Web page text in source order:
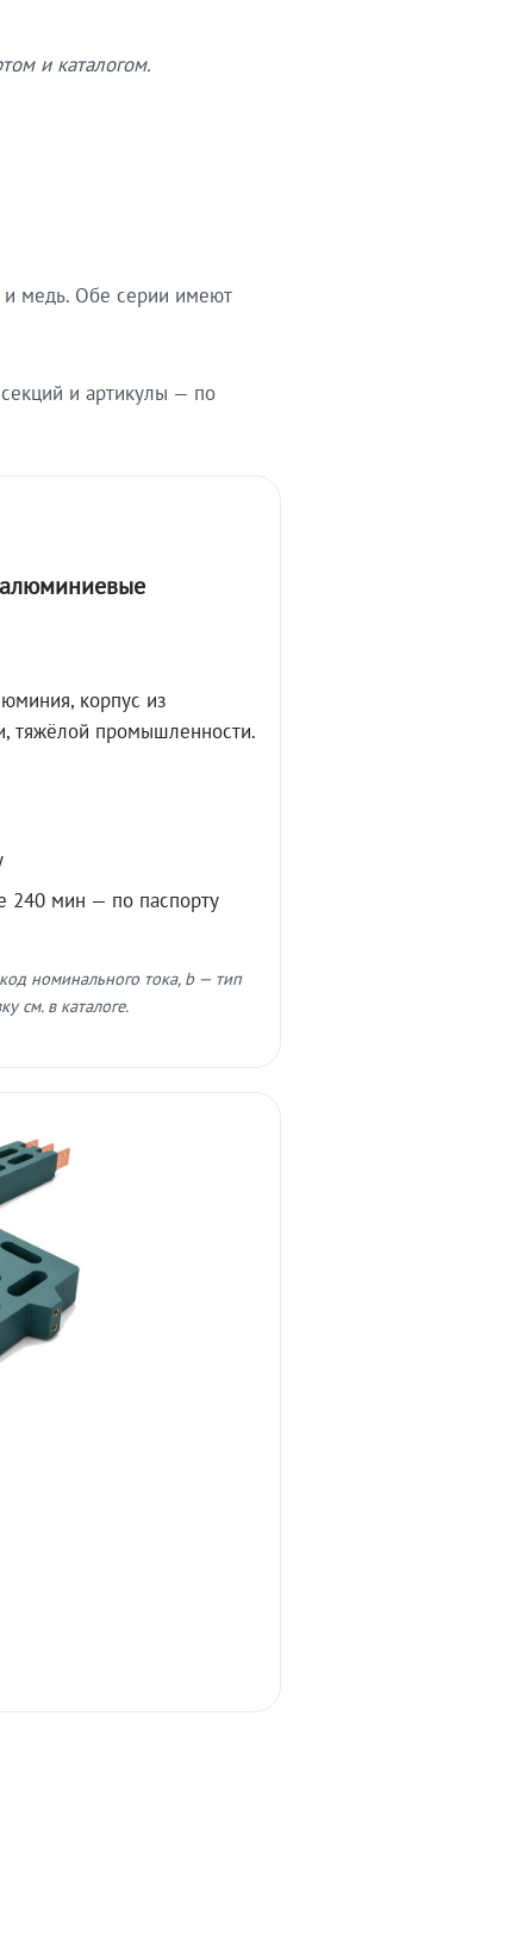
и каталогом.
и медь. Обе серии имеют
и артикулы — по
корпус из
тяжёлой промышленности.
240 мин — по паспорту
номинального тока, b — тип
см. в каталоге.